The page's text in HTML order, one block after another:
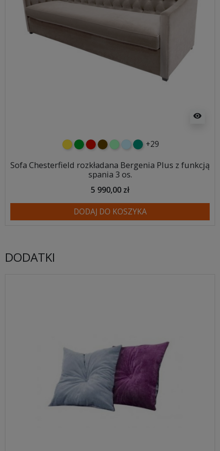
visibility
żółtyzielonyczerwony
czekoladowy
miętowybłękitny
turkusowy
+29
Sofa Chesterfield rozkładana Bergenia Plus z funkcją
spania 3 os.
5 990,00 zł
DODAJ DO KOSZYKA
DODATKI